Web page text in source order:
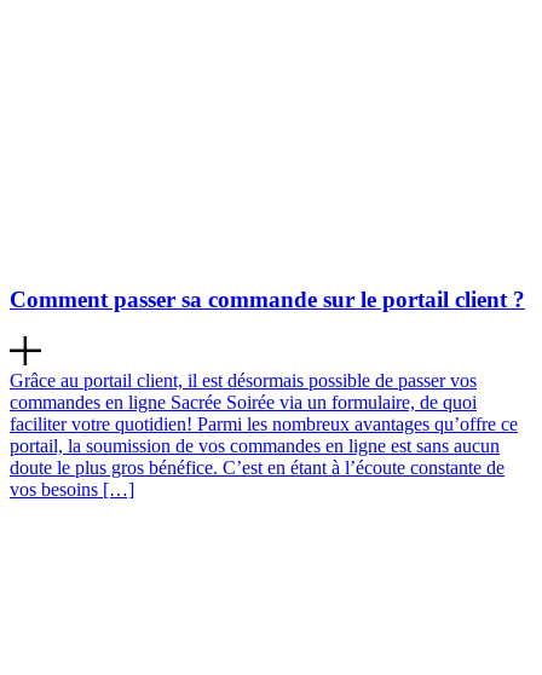
Comment passer sa commande sur le portail client ?
Grâce au portail client, il est désormais possible de passer vos
commandes en ligne Sacrée Soirée via un formulaire, de quoi
faciliter votre quotidien! Parmi les nombreux avantages qu’offre ce
portail, la soumission de vos commandes en ligne est sans aucun
doute le plus gros bénéfice. C’est en étant à l’écoute constante de
vos besoins […]